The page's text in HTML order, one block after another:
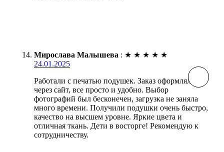
Мирослава Малышева : ★ ★ ★ ★ ★
24.01.2025
Работали с печатью подушек. Заказ оформляли
через сайт, все просто и удобно. Выбор
фотографий был бесконечен, загрузка не заняла
много времени. Получили подушки очень быстро,
качество на высшем уровне. Яркие цвета и
отличная ткань. Дети в восторге! Рекомендую к
сотрудничеству.